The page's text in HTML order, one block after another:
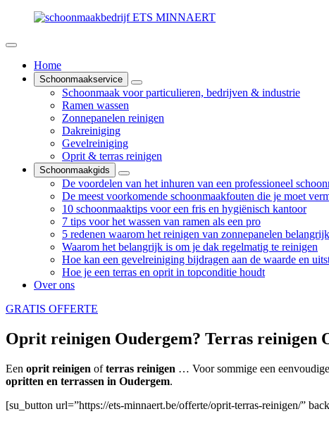
Home
Schoonmaakservice
Schoonmaak voor particulieren, bedrijven & industrie
Ramen wassen
Zonnepanelen reinigen
Dakreiniging
Gevelreiniging
Oprit & terras reinigen
Schoonmaakgids
De voordelen van het inhuren van een professioneel
De meest voorkomende schoonmaakfouten die je moet
10 schoonmaaktips voor een fris en hygiënisch kantoor
7 tips voor het wassen van ramen als een pro
5 redenen waarom het reinigen van zonnepanelen
Waarom het belangrijk is om je dak regelmatig te reinigen
Hoe kan een gevelreiniging bijdragen aan de waarde en
Hoe je een terras en oprit in topconditie houdt
Over ons
GRATIS OFFERTE
Oprit reinigen Oudergem? Terras reinigen
Een oprit reinigen ofterras reinigen … Voor sommige een
opritten en terrassen in Oudergem.
[su_button url=”https://ets-minnaert.be/offerte/oprit-terras-reinigen/”